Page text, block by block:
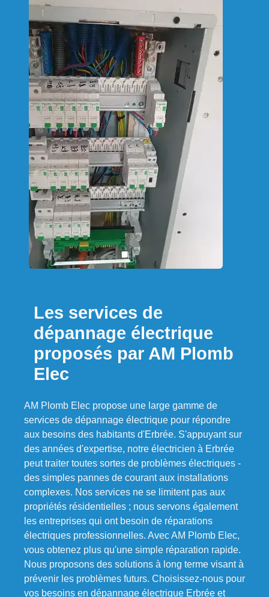
Les services de
dépannage électrique
proposés par AM Plomb
Elec
AM Plomb Elec propose une large gamme de
services de dépannage électrique pour répondre
aux besoins des habitants d'Erbrée. S'appuyant sur
des années d'expertise, notre électricien à Erbrée
peut traiter toutes sortes de problèmes électriques -
des simples pannes de courant aux installations
complexes. Nos services ne se limitent pas aux
propriétés résidentielles ; nous servons également
les entreprises qui ont besoin de réparations
électriques professionnelles. Avec AM Plomb Elec,
vous obtenez plus qu'une simple réparation rapide.
Nous proposons des solutions à long terme visant à
prévenir les problèmes futurs. Choisissez-nous pour
vos besoins en dépannage électrique Erbrée et